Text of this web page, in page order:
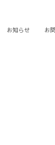
お知らせ お